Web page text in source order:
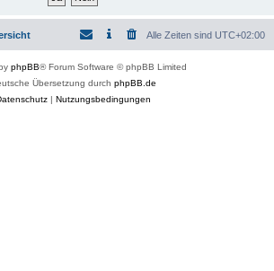
Alle Zeiten sind UTC+02:00
phpBB® Forum Software © phpBB Limited
Übersetzung durch phpBB.de
| Nutzungsbedingungen